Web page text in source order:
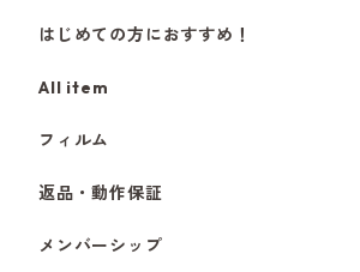
はじめての方におすすめ！
All item
フィルム
返品・動作保証
メンバーシップ